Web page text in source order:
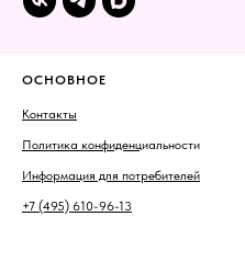
ОСНОВНОЕ
Контакты
Политика конфиденциальности
Информация для потребителей
+7 (495) 610-96-13